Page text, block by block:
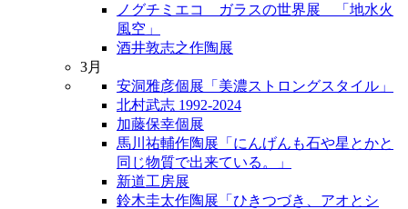
ノグチミエコ ガラスの世界展 「地水火
風空」
酒井敦志之作陶展
3月
安洞雅彦個展「美濃ストロングスタイル」
北村武志 1992-2024
加藤保幸個展
馬川祐輔作陶展「にんげんも石や星とかと
同じ物質で出来ている。」
新道工房展
鈴木圭太作陶展「ひきつづき、アオとシ